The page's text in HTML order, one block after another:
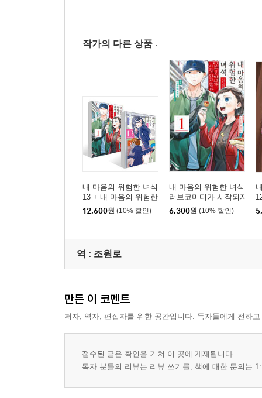
작가의 다른 상품
내 마음의 위험한 녀석
13 + 내 마음의 위험한
녀석 러브코미디가 시
작되지 않아 1 세트
12,600원 (10% 할인)
내 마음의 위험한 녀석
러브코미디가 시작되지
않아 1
6,300원 (10% 할인)
역 : 조원로
만든 이 코멘트
저자, 역자, 편집자를 위한 공간입니다. 독자들에게 전하
접수된 글은 확인을 거쳐 이 곳에 게재됩니다.
독자 분들의 리뷰는 리뷰 쓰기를, 책에 대한 문의는